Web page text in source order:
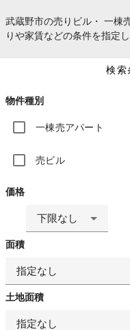
武蔵野市の売りビル・ 一棟
りや家賃などの条件を指定
検索
物件種別
一棟売アパート
売ビル
価格
下限なし
面積
指定なし
土地面積
指定なし